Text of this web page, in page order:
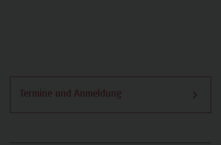
Termine und Anmeldung